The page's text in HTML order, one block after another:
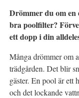
Drömmer du om
bra poolfilter?
ett dopp i din
Många drömmer om
trädgården. Det blir
gäster. En pool är ett
och det lockande